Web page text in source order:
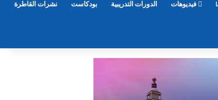
فيديوهات الدورات التدريبية بودكاست نشرات القاطرة